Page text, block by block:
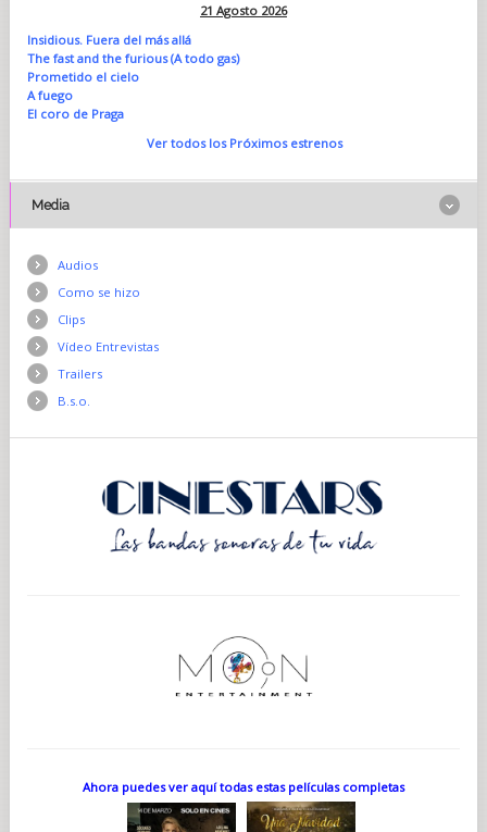
21 Agosto 2026
Insidious. Fuera del más allá
The fast and the furious (A todo gas)
Prometido el cielo
A fuego
El coro de Praga
Ver todos los Próximos estrenos
Media
Audios
Como se hizo
Clips
Vídeo Entrevistas
Trailers
B.s.o.
Ahora puedes ver aquí todas estas películas completas